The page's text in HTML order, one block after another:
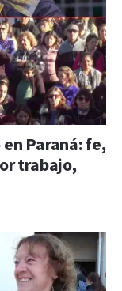
Paraná: fe,
trabajo,